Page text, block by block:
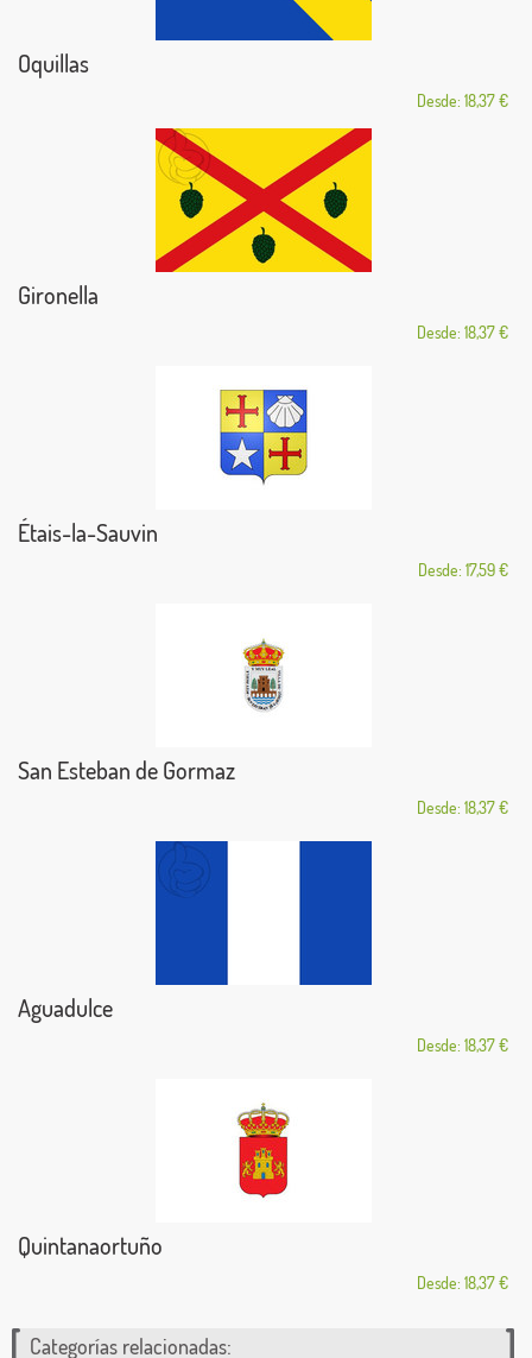
Oquillas
Desde: 18,37 €
Gironella
Desde: 18,37 €
Étais-la-Sauvin
Desde: 17,59 €
San Esteban de Gormaz
Desde: 18,37 €
Aguadulce
Desde: 18,37 €
Quintanaortuño
Desde: 18,37 €
Categorías relacionadas: